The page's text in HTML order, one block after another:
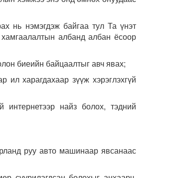
нь нэмэгдэж байгаа тул Та үнэт
албанд албан ёсоор
биеийн байцаалтыг авч явах;
ил харагдахаар зүүж хэрэглэхгүй
интернетээр найз болох, тэдний
руу авто машинаар явсанаас